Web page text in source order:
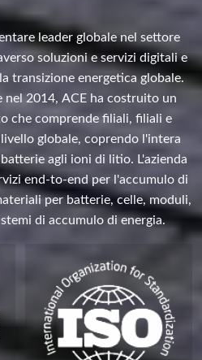
leader globale nel settore
soluzioni e servizi digitali e
transizione energetica globale.
nel 2014, ACE ha costruito un
che comprende filiali, filiali e
globale, coprendo l'intera
agli ioni di litio. L'azienda
end-to-end per l'accumulo di
per batterie, celle, moduli,
di accumulo di energia.